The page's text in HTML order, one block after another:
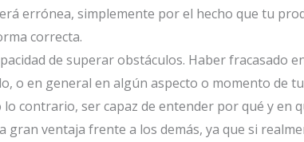
errónea, simplemente por el hecho que tu
correcta.
de superar obstáculos. Haber fracasado
o en general en algún aspecto o momento de
contrario, ser capaz de entender por qué y en
gran ventaja frente a los demás, ya que si